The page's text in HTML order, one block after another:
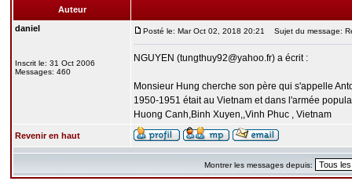
Auteur
daniel
Inscrit le: 31 Oct 2006
Messages: 460
Posté le: Mar Oct 02, 2018 20:21 Sujet du message:
NGUYEN (tungthuy92@yahoo.fr) a écrit :
Monsieur Hung cherche son père qui s'appelle
1950-1951 était au Vietnam et dans l'armée
Huong Canh,Binh Xuyen,,Vinh Phuc , Vietnam
Revenir en haut
Montrer les messages depuis: